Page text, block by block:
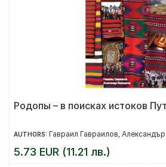
Родопы – в поисках истоков
AUTHORS: Гавраил Гавраилов
5.73 EUR (11.21 лв.)